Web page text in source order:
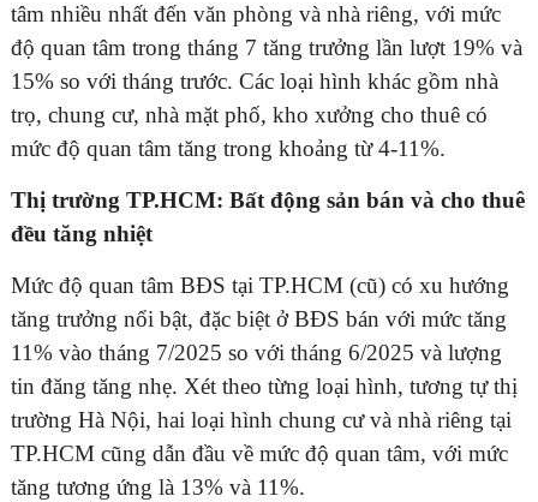
tâm nhiều nhất đến văn phòng và nhà riêng, với mức
độ quan tâm trong tháng 7 tăng trưởng lần lượt 19% và
15% so với tháng trước. Các loại hình khác gồm nhà
trọ, chung cư, nhà mặt phố, kho xưởng cho thuê có
mức độ quan tâm tăng trong khoảng từ 4-11%.
Thị trường TP.HCM: Bất động sản bán và cho thuê
đều tăng nhiệt
Mức độ quan tâm BĐS tại TP.HCM (cũ) có xu hướng
tăng trưởng nổi bật, đặc biệt ở BĐS bán với mức tăng
11% vào tháng 7/2025 so với tháng 6/2025 và lượng
tin đăng tăng nhẹ. Xét theo từng loại hình, tương tự thị
trường Hà Nội, hai loại hình chung cư và nhà riêng tại
TP.HCM cũng dẫn đầu về mức độ quan tâm, với mức
tăng tương ứng là 13% và 11%.